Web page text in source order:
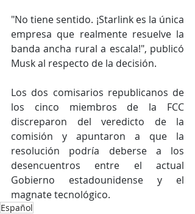
"No tiene sentido. ¡Starlink es la única
empresa que realmente resuelve la
banda ancha rural a escala!", publicó
Musk al respecto de la decisión.
Los dos comisarios republicanos de
los cinco miembros de la FCC
discreparon del veredicto de la
comisión y apuntaron a que la
resolución podría deberse a los
desencuentros entre el actual
Gobierno estadounidense y el
magnate tecnológico.
Español